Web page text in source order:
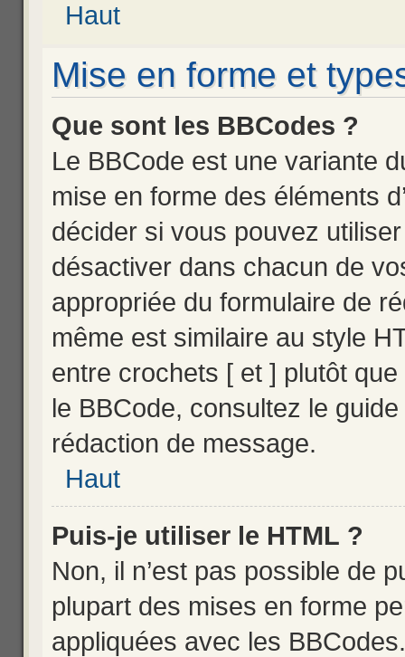
Haut
Mise en forme et
Que sont les BBCodes ?
Le BBCode est une variante
mise en forme des éléments
décider si vous pouvez
désactiver dans chacun de
appropriée du formulaire de
même est similaire au style
entre crochets [ et ] plutôt
le BBCode, consultez le
rédaction de message.
Haut
Puis-je utiliser le HTML ?
Non, il n’est pas possible de
plupart des mises en forme
appliquées avec les BBCodes.